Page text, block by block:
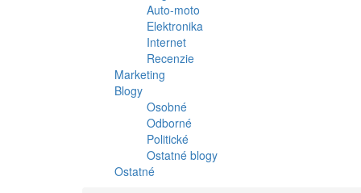
Auto-moto
Elektronika
Internet
Recenzie
Marketing
Blogy
Osobné
Odborné
Politické
Ostatné blogy
Ostatné